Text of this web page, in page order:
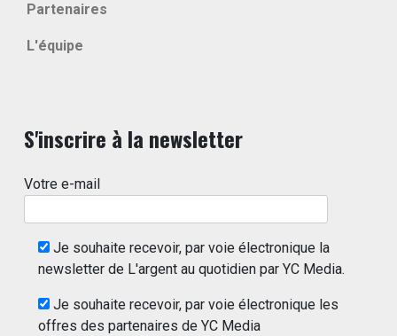
Partenaires
L'équipe
S'inscrire à la newsletter
Votre e-mail
Je souhaite recevoir, par voie électronique la
newsletter de L'argent au quotidien par YC Media.
Je souhaite recevoir, par voie électronique les
offres des partenaires de YC Media